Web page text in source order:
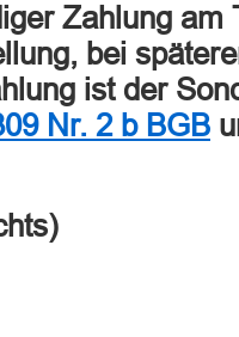
Zahlung am
bei
ist der
Nr. 2 b BGB